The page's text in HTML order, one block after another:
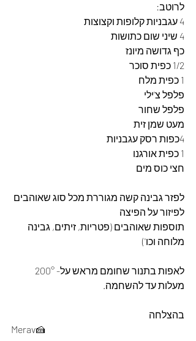
לרוטב:
4 עגבניות קלופות וקצוצות
4 שיני שום כתושות
כף גדושה מיונז
1/2 כפית סוכר
1 כפית מלח
פלפל צ'ילי
פלפל שחור
מעט שמן זית
4כפות רסק עגבניות
1 כפית אורגנו
חצי כוס מים
לפזר גבינה קשה מגוררת מכל סוג שאוהבים
לפיזור על הפיצה
תוספות שאוהבים (פטריות, זיתים, גבינה
מלוחה וכו')
מעלות עד להשחמה.
בהצלחה
Merav🍰